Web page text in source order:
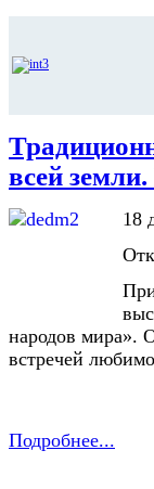
всей
18
народов мира».
встречей
Подробнее...